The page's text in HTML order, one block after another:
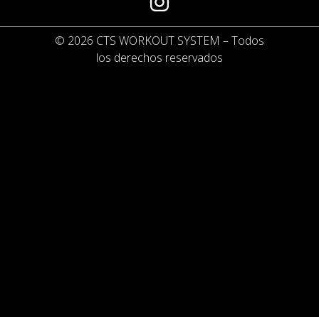
© 2026 CTS WORKOUT SYSTEM – Todos
los derechos reservados